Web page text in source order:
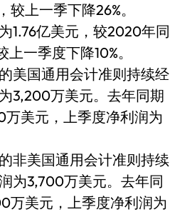
较上一季下降26%。
1.76亿美元，较2020年同
上一季度下降10%。
美国通用会计准则持续经
3,200万美元。去年同期
万美元，上季度净利润为
非美国通用会计准则持续
为3,700万美元。去年同
万美元，上季度净利润为